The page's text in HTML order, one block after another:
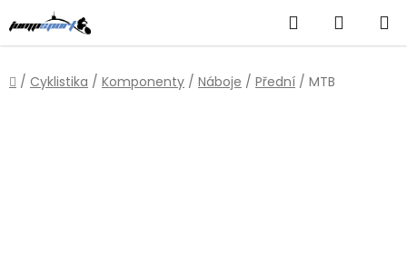
na
obsah
Hledat
KOŠÍK
Domů
/ Cyklistika / Komponenty / Náboje / Přední / MTB